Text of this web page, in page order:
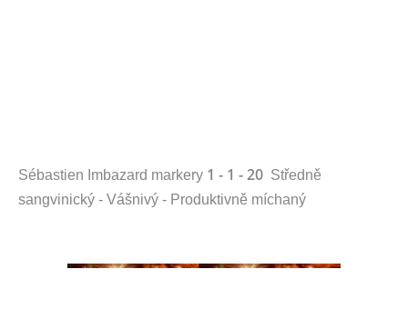
Sébastien Imbazard markery 1 - 1 - 20 Středně
sangvinický - Vášnivý - Produktivně míchaný